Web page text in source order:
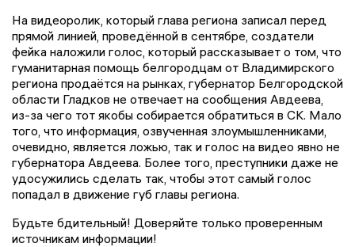
На видеоролик, который глава региона записал перед
прямой линией, проведённой в сентябре, создатели
фейка наложили голос, который рассказывает о том, что
гуманитарная помощь белгородцам от Владимирского
региона продаётся на рынках, губернатор Белгородской
области Гладков не отвечает на сообщения Авдеева,
из-за чего тот якобы собирается обратиться в СК. Мало
того, что информация, озвученная злоумышленниками,
очевидно, является ложью, так и голос на видео явно не
губернатора Авдеева. Более того, преступники даже не
удосужились сделать так, чтобы этот самый голос
попадал в движение губ главы региона.
Будьте бдительный! Доверяйте только проверенным
источникам информации!